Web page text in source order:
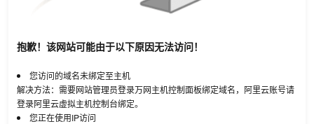
抱歉！该网站可能由于以下原因无法访问！
您访问的域名未绑定至主机
解决方法：需要网站管理员登录万网主机控制面板绑定域名，阿里云账号请
登录阿里云虚拟主机控制台绑定。
您正在使用IP访问